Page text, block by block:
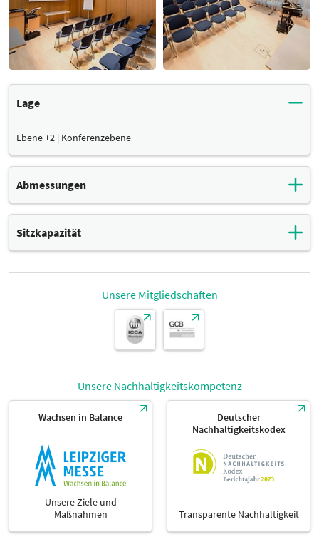
Lage
Ebene +2 | Konferenzebene
Abmessungen
Raumgröße
Maße 33 m²
Höhe
6,20 m
Sitzkapazität
Reihenbestuhlung
parlamentarische Bestuhlung
Bankettbestuhlung
Sitzkapazität 10 Sitzplätze
Unsere Mitgliedschaften
Unsere Nachhaltigkeitskompetenz
Wachsen in Balance
Unsere Ziele und
Maßnahmen
Deutscher
Nachhaltigkeitskodex
Transparente Nachhaltigkeit